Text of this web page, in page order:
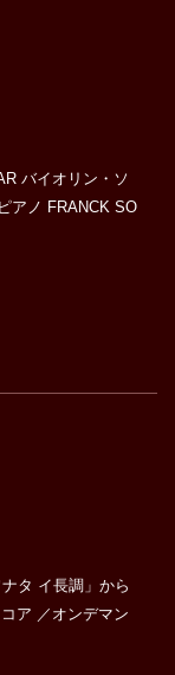
バイオリン・ソ
アノ FRANCK SO
タ イ長調」から
ア ／オンデマン